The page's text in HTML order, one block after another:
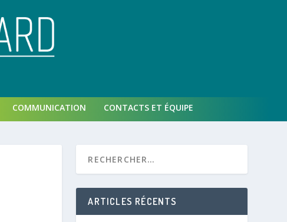
COMMUNICATION CONTACTS ET ÉQUIPE
ARTICLES RÉCENTS